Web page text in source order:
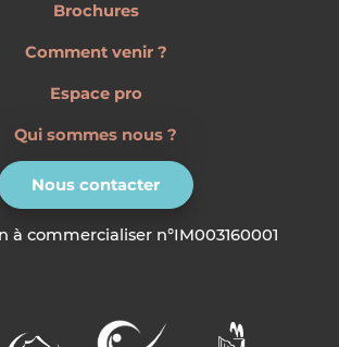
Brochures
Comment venir ?
Espace pro
Qui sommes nous ?
Nous contacter
à commercialiser n°IM003160001